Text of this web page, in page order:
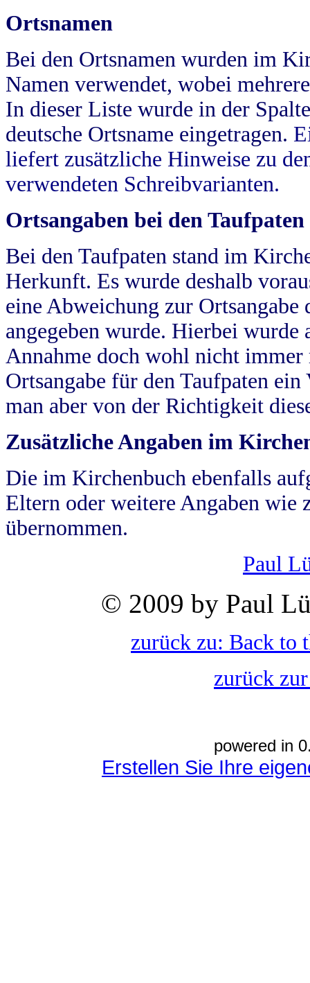
Ortsnamen
Bei den Ortsnamen wurden im
Namen verwendet, wobei
In dieser Liste wurde in der
deutsche Ortsname eingetragen.
liefert zusätzliche Hinweise zu
verwendeten Schreibvarianten.
Ortsangaben bei den Taufpaten
Bei den Taufpaten stand im
Herkunft. Es wurde deshalb
eine Abweichung zur
angegeben wurde. Hierbei wurde
Annahme doch wohl nicht
Ortsangabe für den Taufpaten
man aber von der Richtigkeit
Zusätzliche Angaben im
Die im Kirchenbuch ebenfalls
Eltern oder weitere Angaben wie
übernommen.
Paul
© 2009 by Paul
zurück zu: Back to
zurück
powered in
Erstellen Sie Ihre